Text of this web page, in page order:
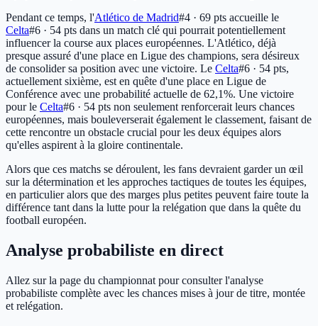
Pendant ce temps, l'Atlético de Madrid#4 · 69 pts accueille le
Celta#6 · 54 pts dans un match clé qui pourrait potentiellement
influencer la course aux places européennes. L'Atlético, déjà
presque assuré d'une place en Ligue des champions, sera désireux
de consolider sa position avec une victoire. Le Celta#6 · 54 pts,
actuellement sixième, est en quête d'une place en Ligue de
Conférence avec une probabilité actuelle de 62,1%. Une victoire
pour le Celta#6 · 54 pts non seulement renforcerait leurs chances
européennes, mais bouleverserait également le classement, faisant de
cette rencontre un obstacle crucial pour les deux équipes alors
qu'elles aspirent à la gloire continentale.
Alors que ces matchs se déroulent, les fans devraient garder un œil
sur la détermination et les approches tactiques de toutes les équipes,
en particulier alors que des marges plus petites peuvent faire toute la
différence tant dans la lutte pour la relégation que dans la quête du
football européen.
Analyse probabiliste en direct
Allez sur la page du championnat pour consulter l'analyse
probabiliste complète avec les chances mises à jour de titre, montée
et relégation.